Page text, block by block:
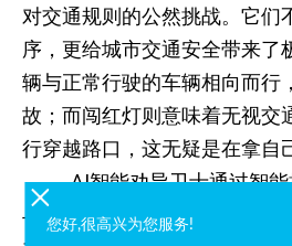
对交通规则的公然挑战。它们
序，更给城市交通安全带来了
辆与正常行驶的车辆相向而行
故；而闯红灯则意味着无视交
行穿越路口，这无疑是在拿自
AI智能劝导卫士通过智
与闯红灯行为进行严厉打击，
您好,很高兴为您服务!